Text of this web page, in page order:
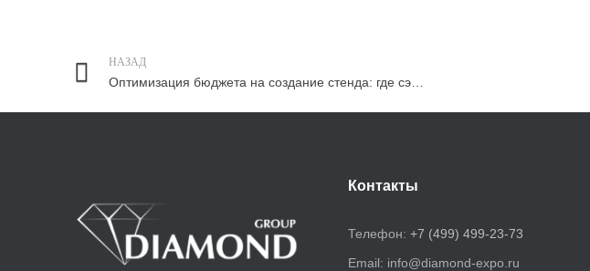
НАЗАД
Контакты
Телефон: +7 (499) 499-23-73
Email: info@diamond-expo.ru